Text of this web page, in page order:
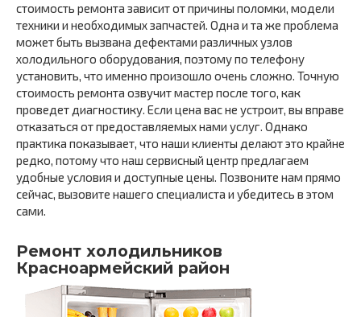
стоимость ремонта зависит от причины поломки, модели
техники и необходимых запчастей. Одна и та же проблема
может быть вызвана дефектами различных узлов
холодильного оборудования, поэтому по телефону
установить, что именно произошло очень сложно. Точную
стоимость ремонта озвучит мастер после того, как
проведет диагностику. Если цена вас не устроит, вы вправе
отказаться от предоставляемых нами услуг. Однако
практика показывает, что наши клиенты делают это крайне
редко, потому что наш сервисный центр предлагаем
удобные условия и доступные цены. Позвоните нам прямо
сейчас, вызовите нашего специалиста и убедитесь в этом
сами.
Ремонт холодильников
Красноармейский район